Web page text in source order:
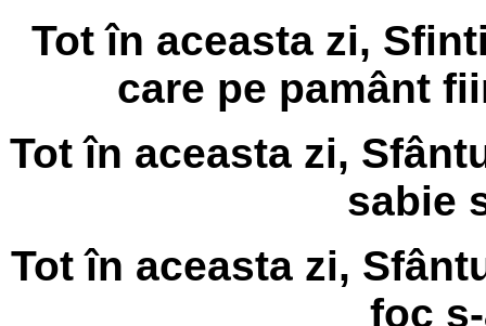
Tot în aceasta zi,
care pe pamânt
Tot în aceasta zi,
sabie
Tot în aceasta zi,
foc